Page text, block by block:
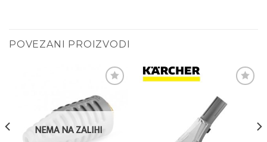
POVEZANI PROIZVODI
wishlist
NEMA NA ZALIHI